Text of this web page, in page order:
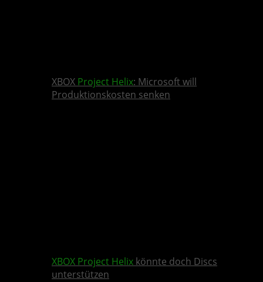
XBOX Project Helix: Microsoft will
Produktionskosten senken
XBOX Project Helix könnte doch Discs
unterstützen